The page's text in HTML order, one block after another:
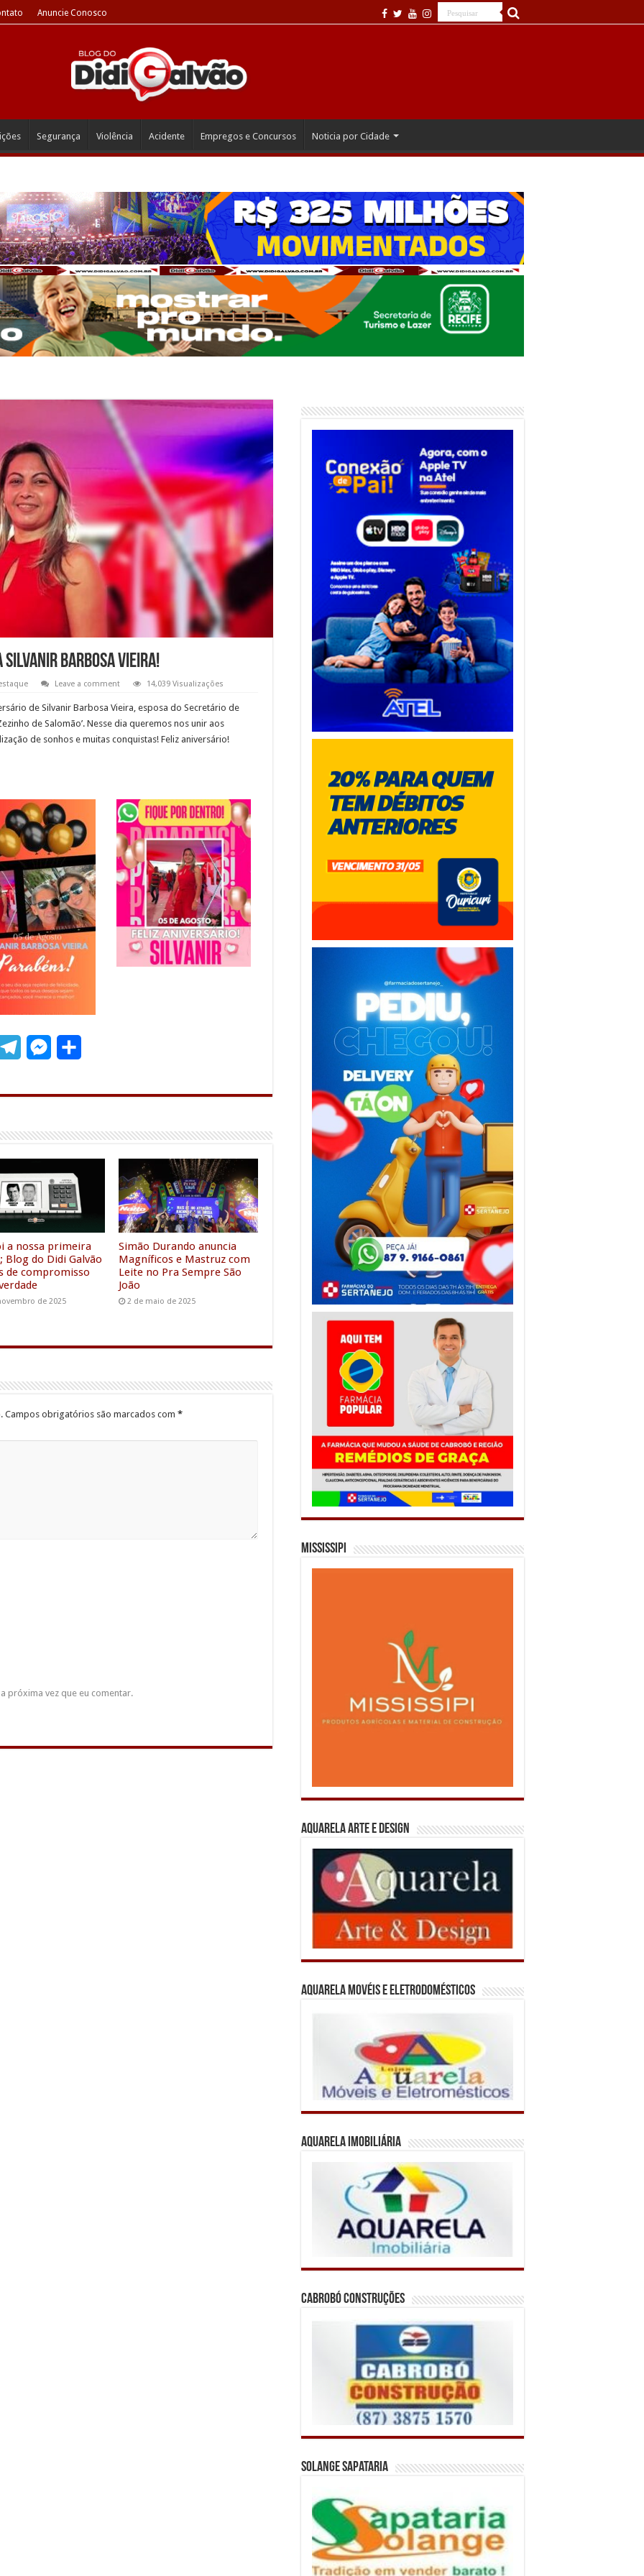
Anuncie Conosco
Segurança Violência Acidente Empregos e Concursos Noticia por Cidade
Silvanir Barbosa Vieira!
Leave a comment 14,039 Visualizações
de Silvanir Barbosa Vieira, esposa do Secretário de
de Salomão’. Nesse dia queremos nos unir aos
de sonhos e muitas conquistas! Feliz aniversário!
l
g
a
m
s
e
g
e
r
a
e
a nossa primeira
Blog do Didi Galvão
de compromisso
de 2025
Simão Durando anuncia
Magníficos e Mastruz com
Leite no Pra Sempre São
João
2 de maio de 2025
Campos obrigatórios são marcados com *
próxima vez que eu comentar.
Mississipi
Aquarela Arte e Design
Aquarela Movéis e Eletrodomésticos
Aquarela Imobiliária
Cabrobó Construções
Solange Sapataria